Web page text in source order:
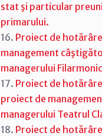
stat şi particular
primarului.
16. Proiect de
management
managerului
17. Proiect de
proiect de
managerului Teatrul
18. Proiect de